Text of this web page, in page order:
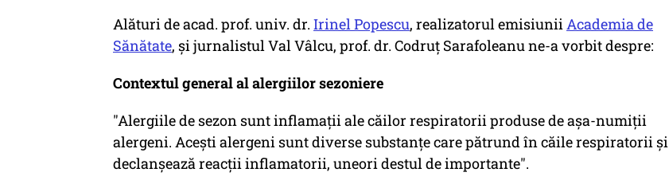
Alături de acad. prof. univ. dr. Irinel Popescu, realizatorul emisiuniiAcademia de
Sănătate, și jurnalistul Val Vâlcu, prof. dr. Codruț Sarafoleanu ne-a vorbit despre:
Contextul general al alergiilor sezoniere
"Alergiile de sezon sunt inflamații ale căilor respiratorii produse de așa-numiții
alergeni. Acești alergeni sunt diverse substanțe care pătrund în căile respiratorii și
declanșează reacții inflamatorii, uneori destul de importante".